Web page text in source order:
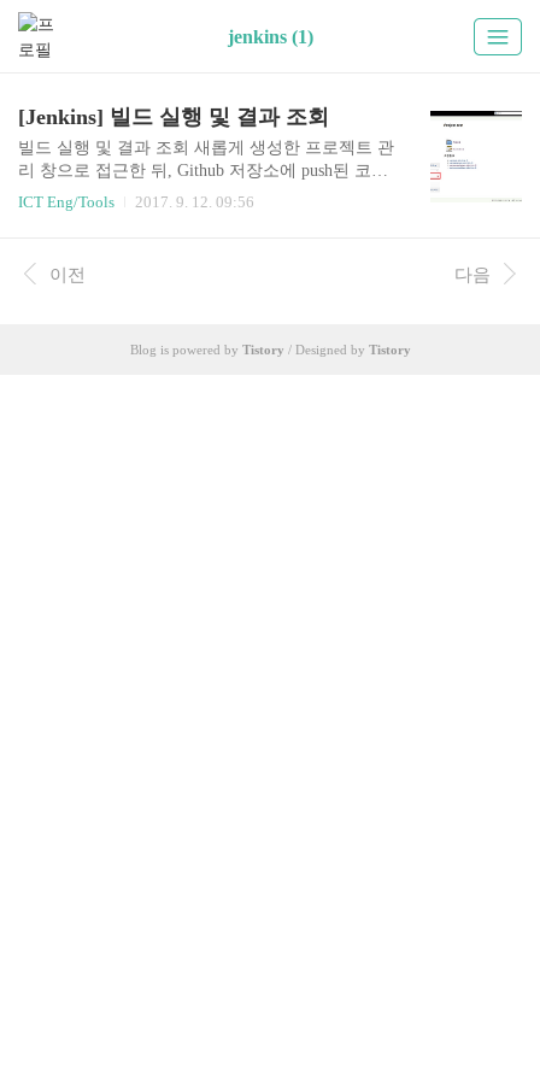
jenkins (1)
[Jenkins] 빌드 실행 및 결과 조회
빌드 실행 및 결과 조회 새롭게 생성한 프로젝트 관
리 창으로 접근한 뒤, Github 저장소에 push된 코드
를 바탕으로 빌드를 진행한다. 웹 어플리케이션을
통해서 빌드를 실행하고 히스토리와 변경사항을
를 실시간으로 볼 수 있다. 빌드실행(Build Now) 해
당 프로젝트 관리 페이지에 접근하여 왼쪽 메뉴의
에 접근하면 아래와 같이 연동설정한 Github 저장
ICT Eng/Tools 2017. 9. 12. 09:56
이전 다음
Blog is powered by Tistory / Designed by Tistory